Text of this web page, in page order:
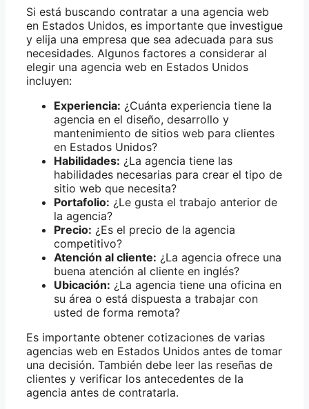
Si está buscando contratar a una agencia web
en Estados Unidos, es importante que investigue
y elija una empresa que sea adecuada para sus
necesidades. Algunos factores a considerar al
elegir una agencia web en Estados Unidos
incluyen:
Experiencia: ¿Cuánta experiencia tiene la
agencia en el diseño, desarrollo y
mantenimiento de sitios web para clientes
en Estados Unidos?
Habilidades: ¿La agencia tiene las
habilidades necesarias para crear el tipo de
sitio web que necesita?
Portafolio: ¿Le gusta el trabajo anterior de
la agencia?
Precio: ¿Es el precio de la agencia
competitivo?
Atención al cliente: ¿La agencia ofrece una
buena atención al cliente en inglés?
Ubicación: ¿La agencia tiene una oficina en
su área o está dispuesta a trabajar con
usted de forma remota?
Es importante obtener cotizaciones de varias
agencias web en Estados Unidos antes de tomar
una decisión. También debe leer las reseñas de
clientes y verificar los antecedentes de la
agencia antes de contratarla.